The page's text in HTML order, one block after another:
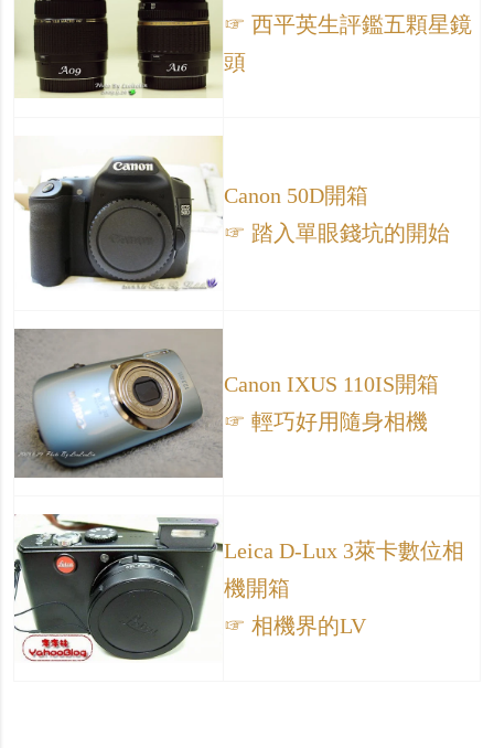
☞ 西平英生評鑑五顆星鏡
頭
Canon 50D開箱
☞ 踏入單眼錢坑的開始
Canon IXUS 110IS開箱
☞ 輕巧好用隨身相機
Leica D-Lux 3萊卡數位相
機開箱
☞ 相機界的LV